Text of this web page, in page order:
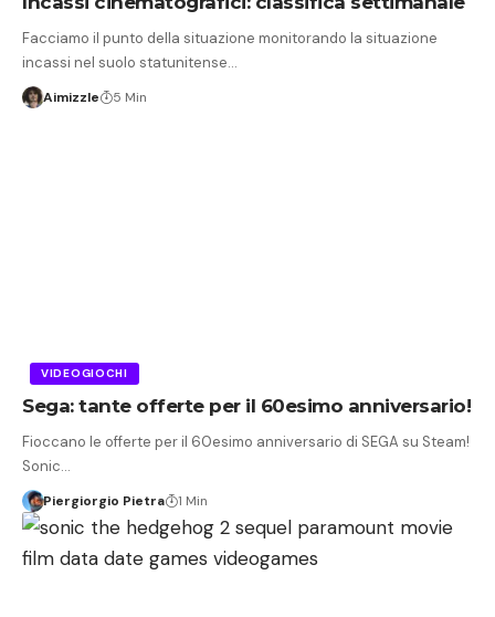
Facciamo il punto della situazione monitorando la situazione
incassi nel suolo statunitense…
Aimizzle 5 Min
VIDEOGIOCHI
Sega: tante offerte per il 60esimo anniversario!
Fioccano le offerte per il 60esimo anniversario di SEGA su Steam!
Sonic…
Piergiorgio Pietra 1 Min